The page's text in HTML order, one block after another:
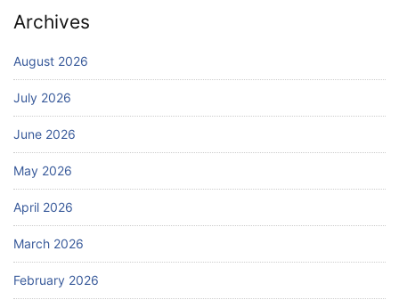
Archives
August 2026
July 2026
June 2026
May 2026
April 2026
March 2026
February 2026